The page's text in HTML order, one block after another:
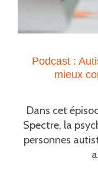
Podcast :
mieux
​Dans cet
Spectre, la
personnes